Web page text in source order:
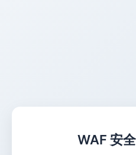
WAF 安